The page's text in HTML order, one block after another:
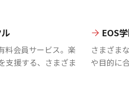
料会員サービス。楽
支援する、さまざま
EOS
さまざま
や目的に